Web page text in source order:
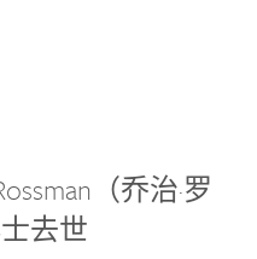
（乔治·罗
去世